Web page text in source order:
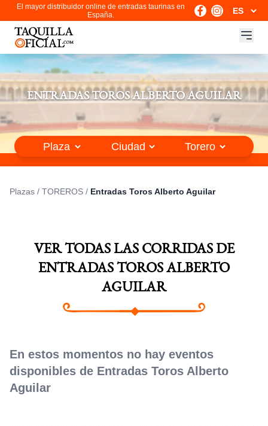
El mayor distribuidor online de entradas taurinas en
España.
ENTRADAS TOROS ALBERTO AGUILAR
Plazas / TOREROS / Entradas Toros Alberto Aguilar
VER TODAS LAS CORRIDAS DE
ENTRADAS TOROS ALBERTO
AGUILAR
En estos momentos no hay eventos
disponibles de Entradas Toros Alberto
Aguilar